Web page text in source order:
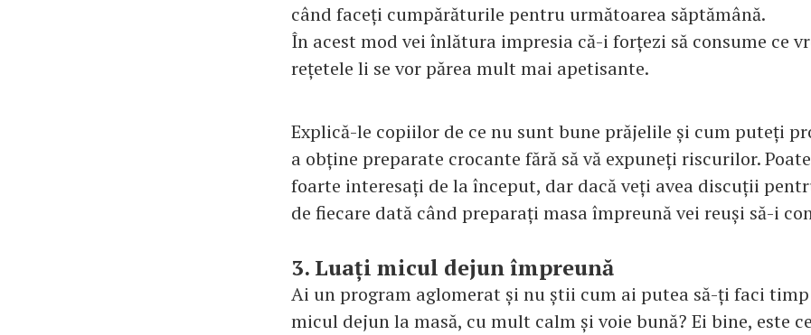
când faceți cumpărăturile pentru următoarea săptămână.
În acest mod vei înlătura impresia că-i forțezi să consume ce
rețetele li se vor părea mult mai apetisante.
Explică-le copiilor de ce nu sunt bune prăjelile și cum puteți
a obține preparate crocante fără să vă expuneți riscurilor.
foarte interesați de la început, dar dacă veți avea discuții
de fiecare dată când preparați masa împreună vei reuși să-i
3. Luați micul dejun împreună
Ai un program aglomerat și nu știi cum ai putea să-ți faci
micul dejun la masă, cu mult calm și voie bună? Ei bine, este